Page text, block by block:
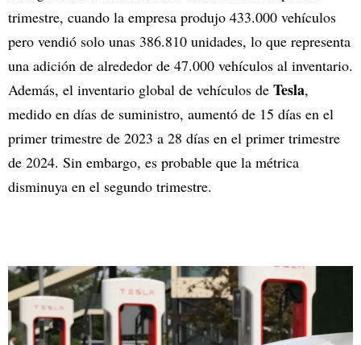
trimestre, cuando la empresa produjo 433.000 vehículos
pero vendió solo unas 386.810 unidades, lo que representa
una adición de alrededor de 47.000 vehículos al inventario.
Además, el inventario global de vehículos de Tesla,
medido en días de suministro, aumentó de 15 días en el
primer trimestre de 2023 a 28 días en el primer trimestre
de 2024. Sin embargo, es probable que la métrica
disminuya en el segundo trimestre.